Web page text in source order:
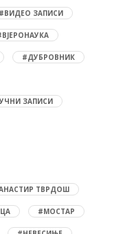
#ВИДЕО ЗАПИСИ
#ДУБРОВНИК
ЗАПИСИ
ТВРДОШ
#МОСТАР